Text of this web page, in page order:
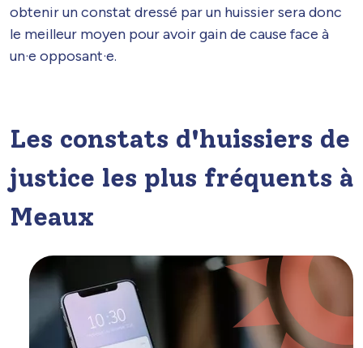
obtenir un constat dressé par un huissier sera donc
le meilleur moyen pour avoir gain de cause face à
un·e opposant·e.
Les constats d'huissiers de
justice les plus fréquents à
Meaux